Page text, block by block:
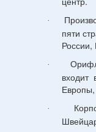
·
пяти
·
Европы,
·